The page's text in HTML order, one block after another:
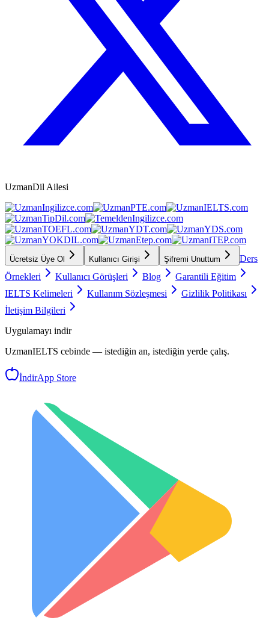
UzmanDil Ailesi
Ücretsiz Üye Ol Kullanıcı Girişi Şifremi Unuttum
Ders
Örnekleri
Kullanıcı Görüşleri Blog
Garantili Eğitim
IELTS Kelimeleri
Kullanım Sözleşmesi
Gizlilik Politikası
İletişim Bilgileri
Uygulamayı indir
UzmanIELTS cebinde — istediğin an, istediğin yerde çalış.
İndirApp Store